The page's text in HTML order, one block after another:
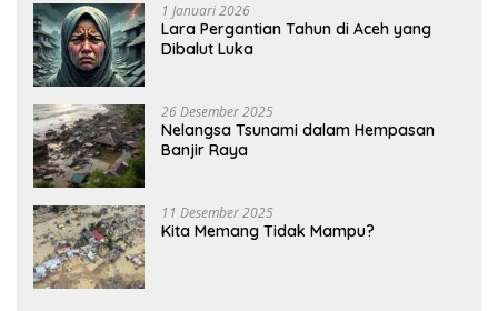
1 Januari 2026
Lara Pergantian Tahun di Aceh yang
Dibalut Luka
26 Desember 2025
Nelangsa Tsunami dalam Hempasan
Banjir Raya
11 Desember 2025
Kita Memang Tidak Mampu?